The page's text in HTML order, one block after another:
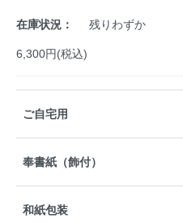
在庫状況： 残りわずか
6,300円(税込)
ご自宅用
奉書紙（飾付）
和紙包装